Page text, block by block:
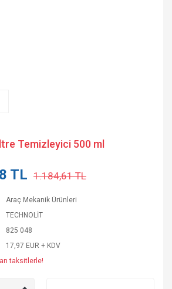
Temizleyici 500 ml
TL 1.184,61 TL
Araç Mekanik Ürünleri
TECHNOLİT
825 048
17,97 EUR + KDV
taksitlerle!